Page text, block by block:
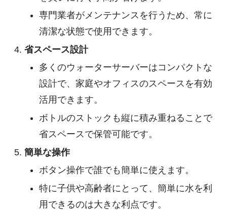
専門業者がメンテナンスを行うため、常に
清潔な状態で使用できます。
省スペース設計
多くのウォーターサーバーはコンパクトな
設計で、家庭やオフィスのスペースを有効
活用できます。
ボトルのストックも縦に積み重ねることで
省スペースで保管可能です。
簡単な操作
ボタン操作で誰でも簡単に使えます。
特に子供や高齢者にとって、簡単に水を利
用できるのは大きな利点です。